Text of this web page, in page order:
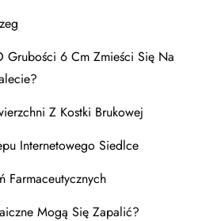
Grubości 6 Cm Zmieści Się Na
Z Kostki Brukowej
Internetowego Siedlce
Farmaceutycznych
Mogą Się Zapalić?